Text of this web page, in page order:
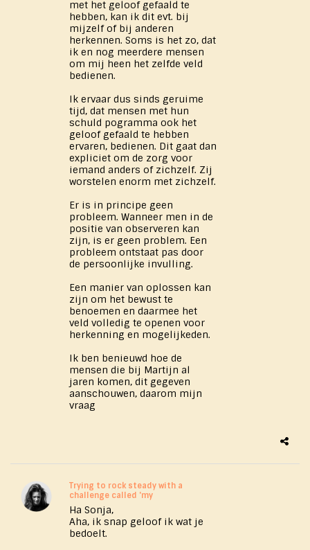
met het geloof gefaald te
hebben, kan ik dit evt. bij
mijzelf of bij anderen
herkennen. Soms is het zo, dat
ik en nog meerdere mensen
om mij heen het zelfde veld
bedienen.
Ik ervaar dus sinds geruime
tijd, dat mensen met hun
schuld pogramma ook het
geloof gefaald te hebben
ervaren, bedienen. Dit gaat dan
expliciet om de zorg voor
iemand anders of zichzelf. Zij
worstelen enorm met zichzelf.
Er is in principe geen
probleem. Wanneer men in de
positie van observeren kan
zijn, is er geen problem. Een
probleem ontstaat pas door
de persoonlijke invulling.
Een manier van oplossen kan
zijn om het bewust te
benoemen en daarmee het
veld volledig te openen voor
herkenning en mogelijkeden.
Ik ben benieuwd hoe de
mensen die bij Martijn al
jaren komen, dit gegeven
aanschouwen, daarom mijn
vraag
Trying to rock steady with a
challenge called 'my
Ha Sonja,
Aha, ik snap geloof ik wat je
bedoelt.